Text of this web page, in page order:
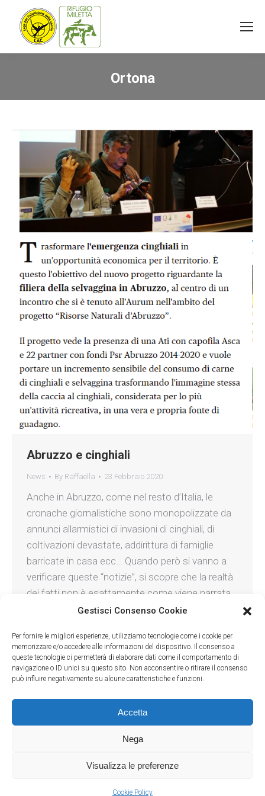
Gestisci Consenso Cookie
Per fornire le migliori esperienze, utilizziamo tecnologie come i cookie per
memorizzare e/o accedere alle informazioni del dispositivo. Il consenso a
queste tecnologie ci permetterà di elaborare dati come il comportamento di
navigazione o ID unici su questo sito. Non acconsentire o ritirare il consenso
può influire negativamente su alcune caratteristiche e funzioni.
Accetta
Nega
Visualizza le preferenze
Cookie Policy
Ortona
Abruzzo e cinghiali
News By Raffaella 23 Febbraio 2020
Anche in Abruzzo, come nel resto d’Italia, le
cronache giornalistiche sono monopolizzate da
annunci allarmistici di invasioni di cinghiali, di
coltivazioni devastate, addirittura di famiglie
barricate in casa ecc… Quando però si vanno a
verificare queste “notizie”, si scopre che la realtà
dei fatti non è esattamente come viene narrata
e che spesso ci troviamo…
LAC - Lega Abolizione Caccia- Via Andrea Solari, 40 - 20144 Milano
- Via Visconti, 31 - 28010 Agrate Conturbia (NO) - C.F.